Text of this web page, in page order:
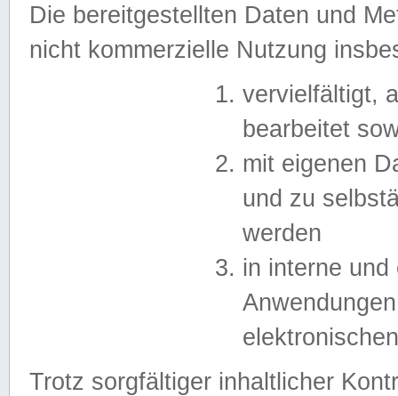
Die bereitgestellten Daten und
nicht kommerzielle Nutzung
vervielfältigt,
bearbeitet
mit eigenen
und zu
werden
in interne
Trotz sorgfältiger inhaltlicher